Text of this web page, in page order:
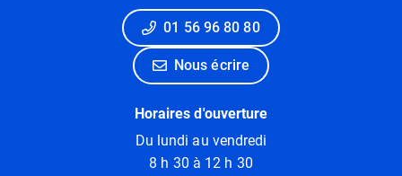
01 56 96 80 80
Nous écrire
Horaires d'ouverture
Du lundi au vendredi
8 h 30 à 12 h 30